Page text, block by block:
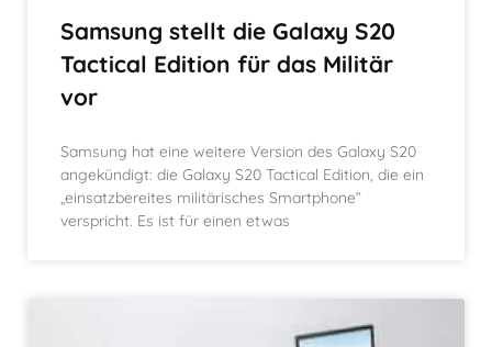
Samsung stellt die Galaxy S20
Tactical Edition für das Militär
vor
Samsung hat eine weitere Version des Galaxy S20
angekündigt: die Galaxy S20 Tactical Edition, die ein
„einsatzbereites militärisches Smartphone“
verspricht. Es ist für einen etwas